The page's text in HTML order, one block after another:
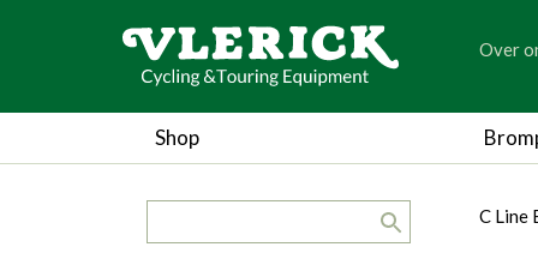
Over
Shop
C Line